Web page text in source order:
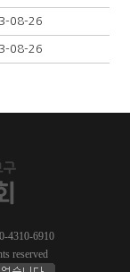
08-26
08-26
4310-6910
reserved